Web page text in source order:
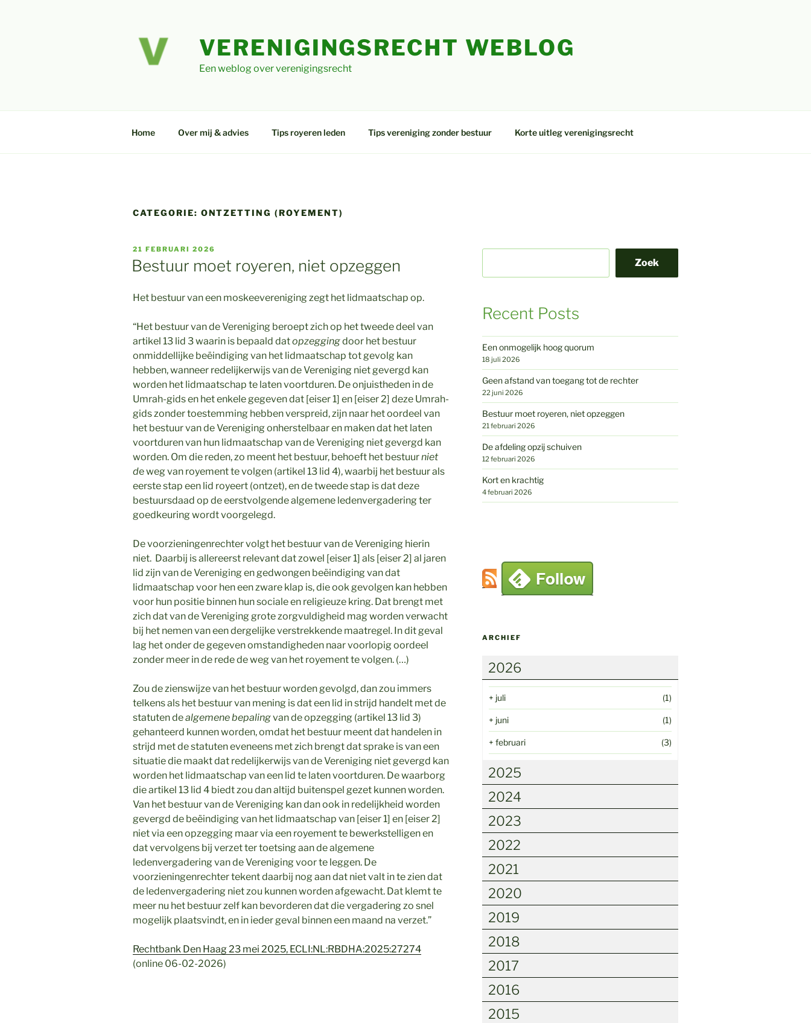
VERENIGINGSRECHT WEBLOG
Een weblog over verenigingsrecht
Home Over mij & advies Tips royeren leden Tips vereniging zonder bestuur Korte uitleg verenigingsrecht
CATEGORIE: ONTZETTING (ROYEMENT)
GEPLAATST
OP
21 FEBRUARI 2026
Bestuur moet royeren, niet opzeggen
Het bestuur van een moskeevereniging zegt het lidmaatschap op.
“Het bestuur van de Vereniging beroept zich op het tweede deel van
artikel 13 lid 3 waarin is bepaald datopzeggingdoor het bestuur
onmiddellijke beëindiging van het lidmaatschap tot gevolg kan
hebben, wanneer redelijkerwijs van de Vereniging niet gevergd kan
worden het lidmaatschap te laten voortduren. De onjuistheden in de
Umrah-gids en het enkele gegeven dat [eiser 1] en [eiser 2] deze Umrah-
gids zonder toestemming hebben verspreid, zijn naar het oordeel van
het bestuur van de Vereniging onherstelbaar en maken dat het laten
voortduren van hun lidmaatschap van de Vereniging niet gevergd kan
worden. Om die reden, zo meent het bestuur, behoeft het bestuurniet
de weg van royement te volgen (artikel 13 lid 4), waarbij het bestuur als
eerste stap een lid royeert (ontzet), en de tweede stap is dat deze
bestuursdaad op de eerstvolgende algemene ledenvergadering ter
goedkeuring wordt voorgelegd.
De voorzieningenrechter volgt het bestuur van de Vereniging hierin
niet. Daarbij is allereerst relevant dat zowel [eiser 1] als [eiser 2] al jaren
lid zijn van de Vereniging en gedwongen beëindiging van dat
lidmaatschap voor hen een zware klap is, die ook gevolgen kan hebben
voor hun positie binnen hun sociale en religieuze kring. Dat brengt met
zich dat van de Vereniging grote zorgvuldigheid mag worden verwacht
bij het nemen van een dergelijke verstrekkende maatregel. In dit geval
lag het onder de gegeven omstandigheden naar voorlopig oordeel
zonder meer in de rede de weg van het royement te volgen. (…)
Zou de zienswijze van het bestuur worden gevolgd, dan zou immers
telkens als het bestuur van mening is dat een lid in strijd handelt met de
statuten dealgemene bepalingvan de opzegging (artikel 13 lid 3)
gehanteerd kunnen worden, omdat het bestuur meent dat handelen in
strijd met de statuten eveneens met zich brengt dat sprake is van een
situatie die maakt dat redelijkerwijs van de Vereniging niet gevergd kan
worden het lidmaatschap van een lid te laten voortduren. De waarborg
die artikel 13 lid 4 biedt zou dan altijd buitenspel gezet kunnen worden.
Van het bestuur van de Vereniging kan dan ook in redelijkheid worden
gevergd de beëindiging van het lidmaatschap van [eiser 1] en [eiser 2]
niet via een opzegging maar via een royement te bewerkstelligen en
dat vervolgens bij verzet ter toetsing aan de algemene
ledenvergadering van de Vereniging voor te leggen. De
voorzieningenrechter tekent daarbij nog aan dat niet valt in te zien dat
de ledenvergadering niet zou kunnen worden afgewacht. Dat klemt te
meer nu het bestuur zelf kan bevorderen dat die vergadering zo snel
mogelijk plaatsvindt, en in ieder geval binnen een maand na verzet.”
Rechtbank Den Haag 23 mei 2025, ECLI:NL:RBDHA:2025:27274
(online 06-02-2026)
Zoek
Recent Posts
Een onmogelijk hoog quorum
18 juli 2026
Geen afstand van toegang tot de rechter
22 juni 2026
Bestuur moet royeren, niet opzeggen
21 februari 2026
De afdeling opzij schuiven
12 februari 2026
Kort en krachtig
4 februari 2026
ARCHIEF
2026
+ juli (1)
+ juni (1)
+ februari (3)
2025
2024
2023
2022
2021
2020
2019
2018
2017
2016
2015